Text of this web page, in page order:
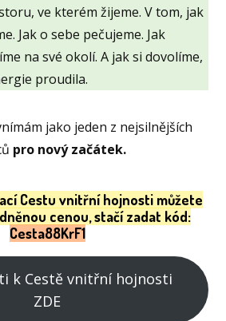
ve kterém žijeme. V tom, jak
Jak o sebe pečujeme. Jak
na své okolí. A jak si dovolíme,
proudila.
jako jeden z nejsilnějších
pro nový začátek.
Cestu vnitřní hojnosti můžete
cenou, stačí zadat kód:
Cesta88KrF1
k Cestě vnitřní hojnosti
ZDE